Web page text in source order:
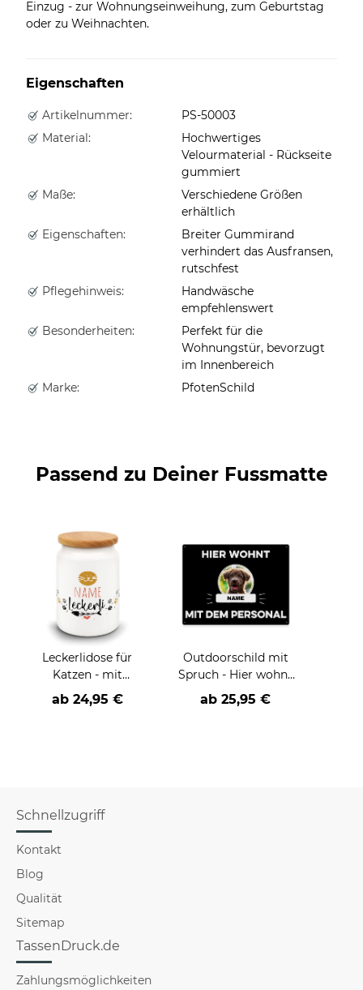
Einzug - zur Wohnungseinweihung, zum Geburtstag
oder zu Weihnachten.
Eigenschaften
Artikelnummer:
PS-50003
Material:
Hochwertiges
Velourmaterial - Rückseite
gummiert
Maße:
Verschiedene Größen
erhältlich
Eigenschaften:
Breiter Gummirand
verhindert das Ausfransen,
rutschfest
Pflegehinweis:
Handwäsche
empfehlenswert
Besonderheiten:
Perfekt für die
Wohnungstür, bevorzugt
im Innenbereich
Marke:
PfotenSchild
Passend zu Deiner Fussmatte
Leckerlidose für
Katzen - mit
Wunschname
ab 24,95 €
Outdoorschild mit
Spruch - Hier wohnt
mit Personal - mit
Fotos & Namen
ab 25,95 €
Schnellzugriff
Kontakt
Blog
Qualität
Sitemap
TassenDruck.de
Zahlungsmöglichkeiten